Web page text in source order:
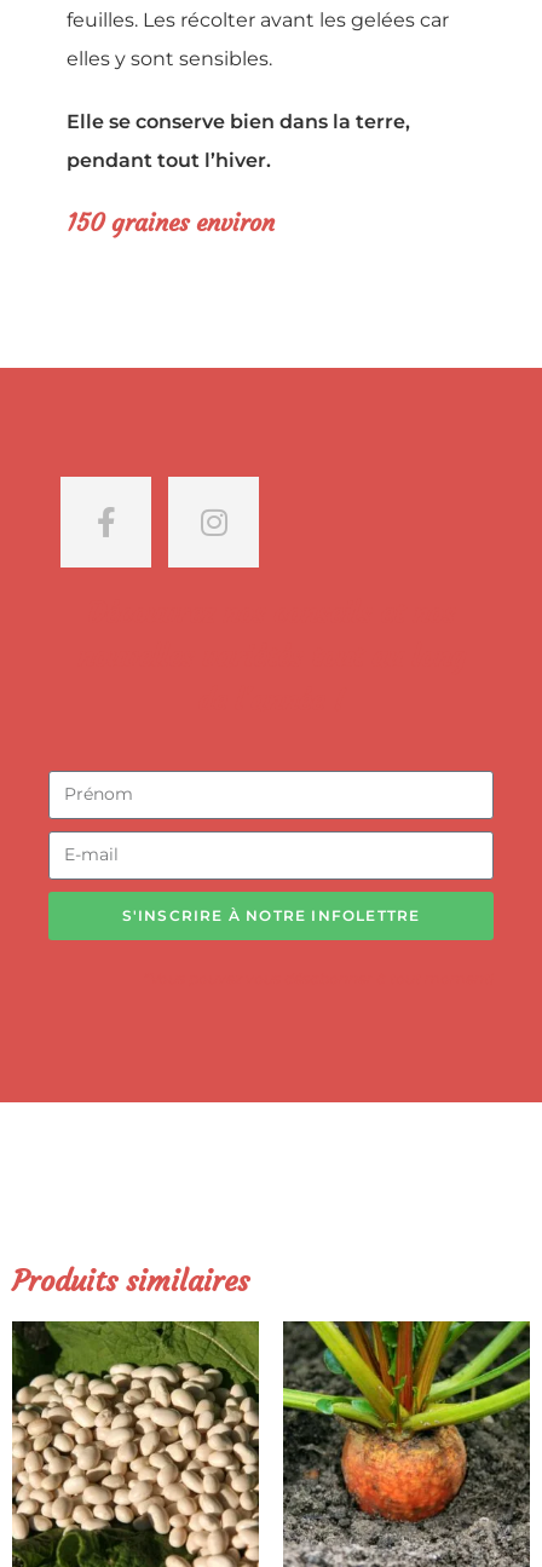
feuilles. Les récolter avant les gelées car
elles y sont sensibles.
Elle se conserve bien dans la terre,
pendant tout l’hiver.
150 graines environ
S'INSCRIRE À NOTRE INFOLETTRE
Produits similaires